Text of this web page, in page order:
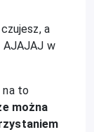
a
AJAJAJ w
na to
można